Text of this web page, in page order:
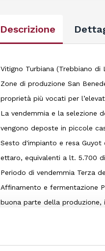
Descrizione
Vitigno Turbiana (Trebbiano di
Zone di produzione San
proprietà più vocati per
La vendemmia e la selezione
vengono deposte in piccole
Sesto d'impianto e resa
ettaro, equivalenti a lt. 5.700
Periodo di vendemmia Terza
Affinamento e fermentazione
buona parte della produzione,
In seguito un rigoroso
naturale, fermentazione lenta
mesi su fecce e lieviti fini.